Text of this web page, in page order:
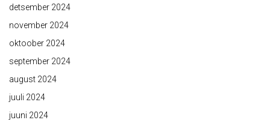
detsember 2024
november 2024
oktoober 2024
september 2024
august 2024
juuli 2024
juuni 2024